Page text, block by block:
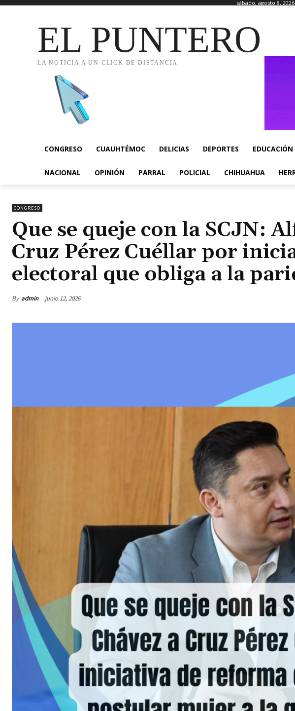
sábado, agosto 8, 2026
EL PUNTERO
LA NOTICIA A UN CLICK DE DISTANCIA
CONGRESO CUAUHTÉMOC DELICIAS DEPORTES EDUCACIÓN
NACIONAL OPINIÓN PARRAL POLICIAL CHIHUAHUA
CONGRESO
Que se queje con la SCJN:
Cruz Pérez Cuéllar por
electoral que obliga a la
By admin junio 12, 2026